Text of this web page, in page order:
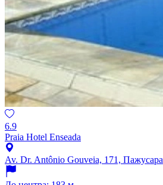
6.9
Praia Hotel Enseada
Av. Dr. Antônio Gouveia, 171, Пажусара